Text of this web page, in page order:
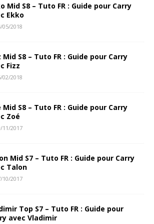
Mid S8 – Tuto FR : Guide pour Carry
Ekko
05/2018
Mid S8 – Tuto FR : Guide pour Carry
Fizz
02/2018
Mid S8 – Tuto FR : Guide pour Carry
Zoé
11/2017
Mid S7 – Tuto FR : Guide pour Carry
Talon
10/2017
Top S7 – Tuto FR : Guide pour
avec Vladimir